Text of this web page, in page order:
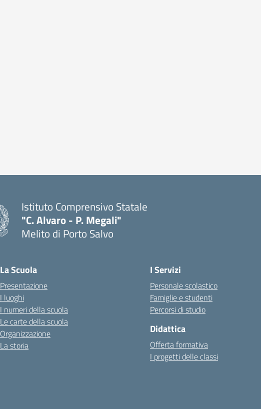
Istituto Comprensivo Statale
"C. Alvaro - P. Megali"
Melito di Porto Salvo
La Scuola
Presentazione
I luoghi
I numeri della scuola
Le carte della scuola
Organizzazione
La storia
I Servizi
Personale scolastico
Famiglie e studenti
Percorsi di studio
Didattica
Offerta formativa
I progetti delle classi